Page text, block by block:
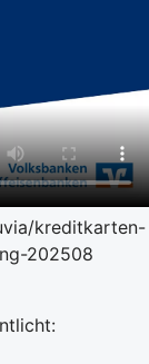
kreditkarten-
202508